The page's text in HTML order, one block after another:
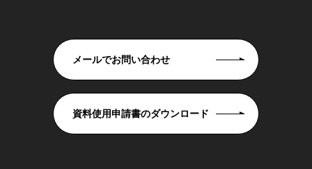
メールでお問い合わせ
資料使用申請書のダウンロード